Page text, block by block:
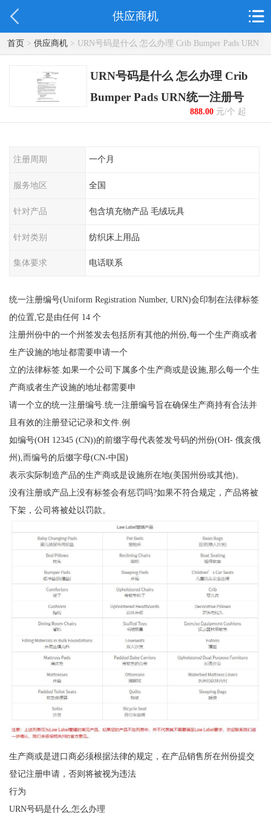
供应商机
首页> 供应商机> URN号码是什么 怎么办理 Crib Bumper Pads URN
统一注册号
URN号码是什么 怎么办理 Crib
Bumper Pads URN统一注册号
888.00元/个 起
注册周期 一个月
服务地区 全国
针对产品 包含填充物产品 毛绒玩具
针对类别 纺织床上用品
集体要求 电话联系
统一注册编号(Uniform Registration Number, URN)会印制在法律标签
的位置,它是由任何 14 个
注册州份中的一个州签发去包括所有其他的州份,每一个生产商或者
生产设施的地址都需要申请一个
立的法律标签.如果一个公司下属多个生产商或是设施,那么每一个生
产商或者生产设施的地址都需要申
请一个立的统一注册编号.统一注册编号旨在确保生产商持有合法并
且有效的注册登记记录和文件.例
如编号(OH 12345 (CN))的前缀字母代表签发号码的州份(OH- 俄亥俄
州),而编号的后缀字母(CN-中国)
表示实际制造产品的生产商或是设施所在地(美国州份或其他)。
没有注册或产品上没有标签会有惩罚吗?如果不符合规定，产品将被
下架，公司将被处以罚款。
生产商或是进口商必须根据法律的规定，在产品销售所在州份提交
登记注册申请，否则将被视为违法
行为
URN号码是什么,怎么办理